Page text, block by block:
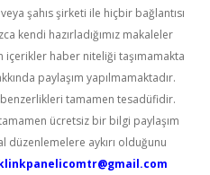
şahıs şirketi ile hiçbir bağlantısı
kendi hazırladığımız makaleler
içerikler haber niteliği taşımamakta
paylaşım yapılmamaktadır.
tamamen tesadüfidir.
ücretsiz bir bilgi paylaşım
düzenlemelere aykırı olduğunu